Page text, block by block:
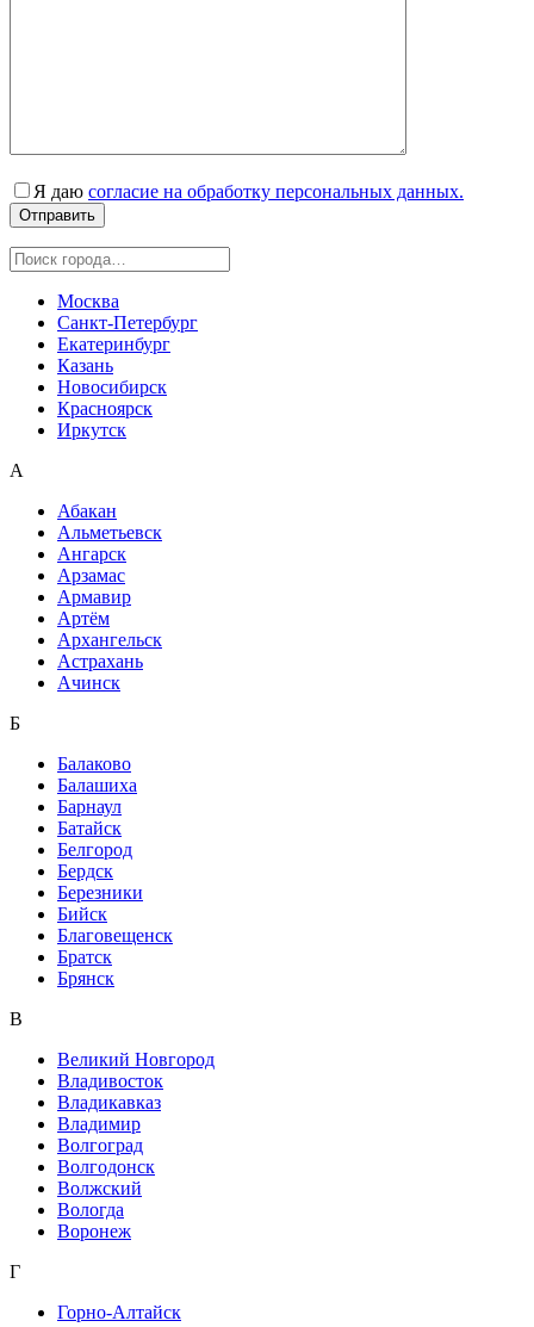
Я даю согласие на обработку персональных данных.
Москва
Санкт-Петербург
Екатеринбург
Казань
Новосибирск
Красноярск
Иркутск
А
Абакан
Альметьевск
Ангарск
Арзамас
Армавир
Артём
Архангельск
Астрахань
Ачинск
Б
Балаково
Балашиха
Барнаул
Батайск
Белгород
Бердск
Березники
Бийск
Благовещенск
Братск
Брянск
В
Великий Новгород
Владивосток
Владикавказ
Владимир
Волгоград
Волгодонск
Волжский
Вологда
Воронеж
Г
Горно-Алтайск